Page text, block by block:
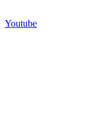
Youtube